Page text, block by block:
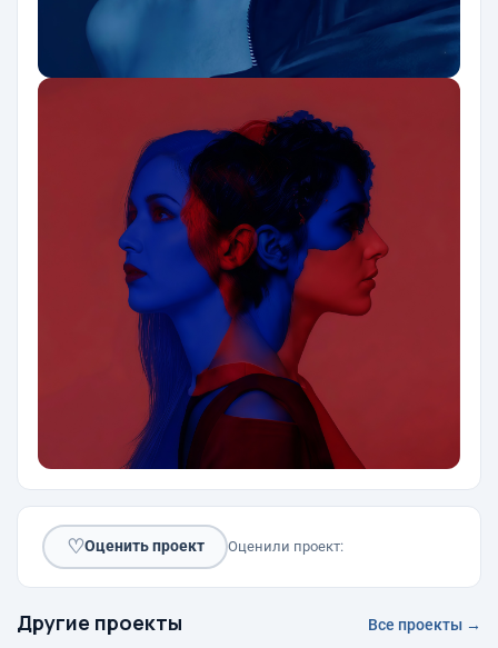
♡Оценить проект Оценили проект:
Другие проекты Все проекты →